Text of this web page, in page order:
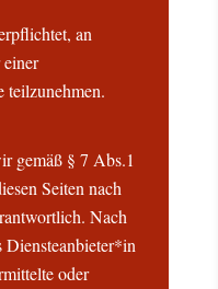
an
teilzunehmen.
gemäß § 7 Abs.1
Seiten nach
Nach
oder